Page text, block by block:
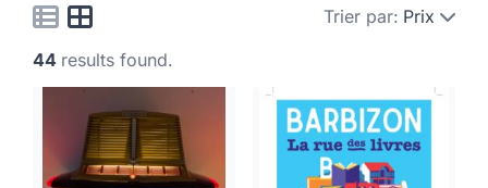
Trier par: Prix
44 results found.